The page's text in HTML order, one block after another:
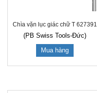
Chìa vặn lục giác chữ T 627391
(PB Swiss Tools-Đức)
Mua hàng